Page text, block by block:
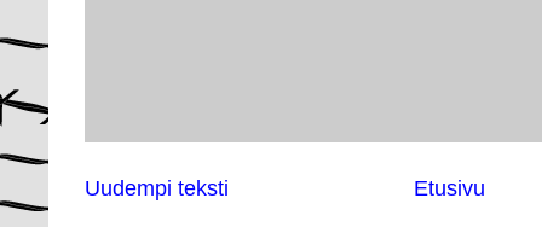
Uudempi teksti Etusivu